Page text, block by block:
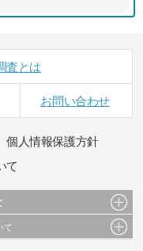
査とは
お問い合わせ
個人情報保護方針
て
画像データ等）及びこれらの配
て